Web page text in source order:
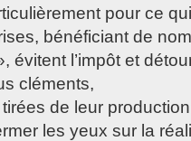
pour ce
bénéficiant de
évitent l’impôt et
cléments,
de leur
les yeux sur la